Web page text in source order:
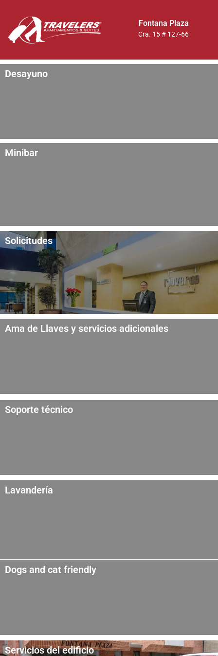
Fontana Plaza
Cra. 15 # 127-66
Desayuno
Minibar
Solicitudes
Ama de Llaves y servicios adicionales
Soporte técnico
Lavandería
Dogs and cat friendly
Servicios del edificio